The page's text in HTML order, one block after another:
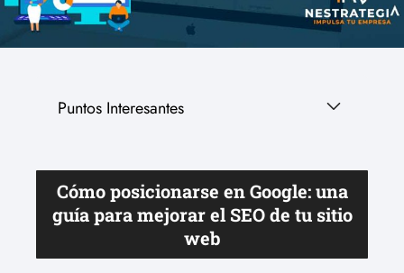
Puntos Interesantes
Cómo posicionarse en Google: una
guía para mejorar el SEO de tu sitio
web